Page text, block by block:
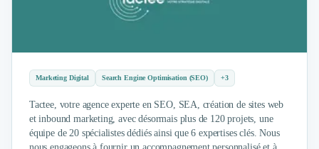
Marketing Digital Search Engine Optimisation (SEO) +3
Tactee, votre agence experte en SEO, SEA, création de sites web
et inbound marketing, avec désormais plus de 120 projets, une
équipe de 20 spécialistes dédiés ainsi que 6 expertises clés. Nous